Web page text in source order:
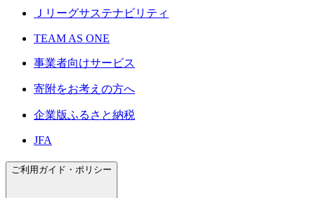
Ｊリーグサステナビリティ
TEAM AS ONE
事業者向けサービス
寄附をお考えの方へ
企業版ふるさと納税
JFA
ご利用ガイド・ポリシー